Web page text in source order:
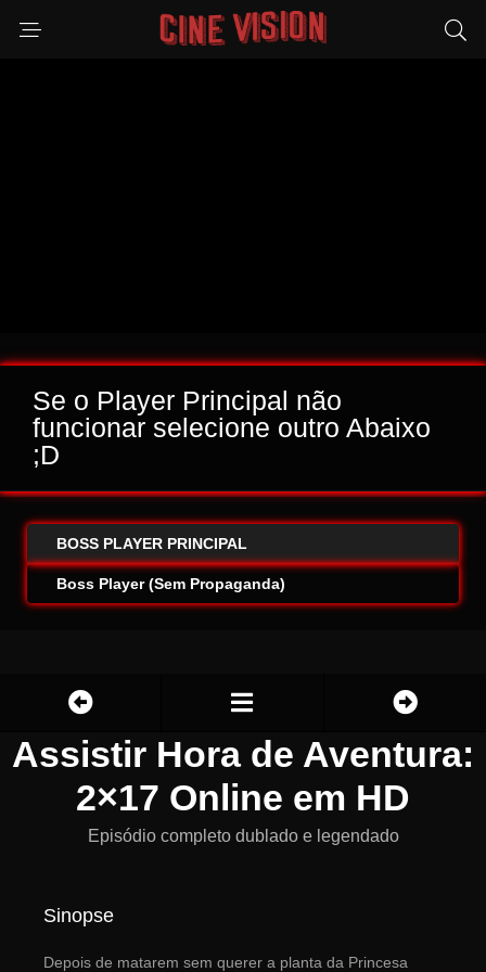
Se o Player Principal não
funcionar selecione outro Abaixo
;D
BOSS PLAYER PRINCIPAL
Boss Player (Sem Propaganda)
Assistir Hora de Aventura:
2×17 Online em HD
Episódio completo dublado e legendado
Sinopse
Depois de matarem sem querer a planta da Princesa